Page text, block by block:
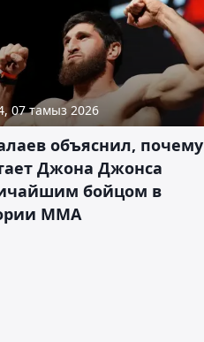
07 тамыз 2026
объяснил, почему
Джона Джонса
бойцом в
ММА